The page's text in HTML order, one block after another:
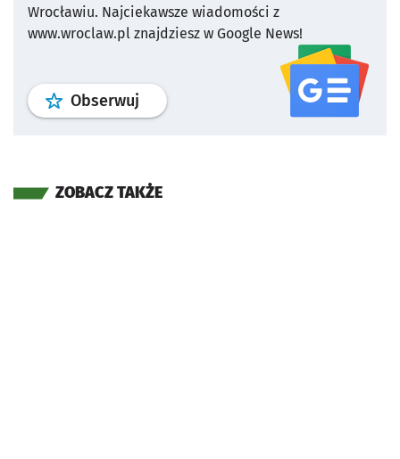
Wrocławiu. Najciekawsze wiadomości z
www.wroclaw.pl znajdziesz w Google News!
Obserwuj profil serwisu
ZOBACZ TAKŻE